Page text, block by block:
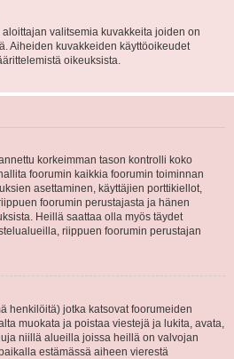
valitsemia kuvakkeita joiden on
Aiheiden kuvakkeiden käyttöoikeudet
oikeuksista.
korkeimman tason kontrolli koko
foorumin kaikkia foorumin toiminnan
asettaminen, käyttäjien porttikiellot,
foorumin perustajasta ja hänen
Heillä saattaa olla myös täydet
riippuen foorumin perustajan
henkilöitä) jotka katsovat foorumeiden
muokata ja poistaa viestejä ja lukita, avata,
niillä alueilla joissa heillä on valvojan
estämässä aiheen vierestä